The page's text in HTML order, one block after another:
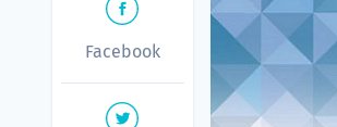
Facebook